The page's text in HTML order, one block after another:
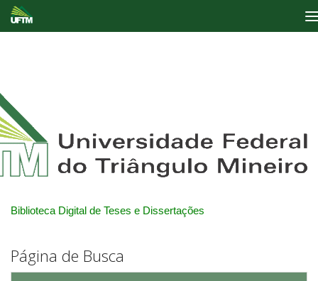
Biblioteca Digital de Teses e Dissertações
Página de Busca